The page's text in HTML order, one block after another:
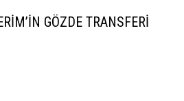
GÖZDE TRANSFERİ